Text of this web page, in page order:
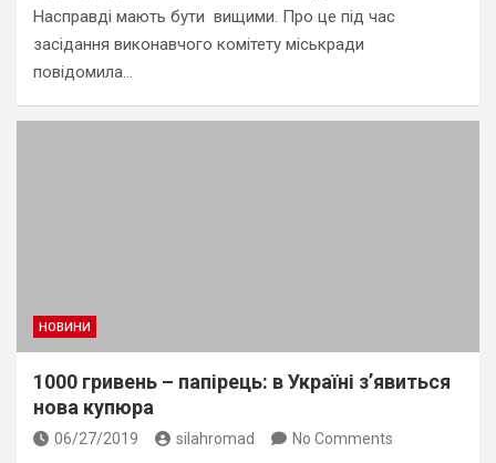
Насправді мають бути вищими. Про це під час
засідання виконавчого комітету міськради
повідомила…
НОВИНИ
1000 гривень – папірець: в Україні з’явиться
нова купюра
06/27/2019 silahromad No Comments